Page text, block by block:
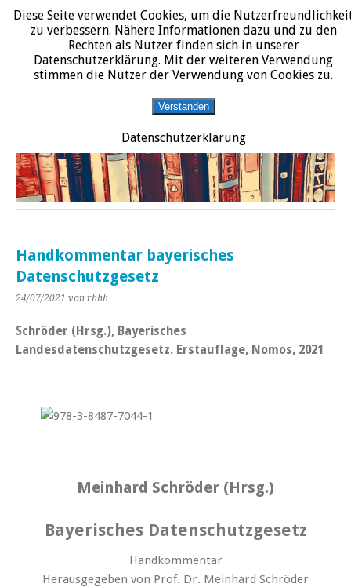
START DATENSCHUTZERKLÄRUNG IMPRESSUM ÜBER JURALIT
JURALIT
Rezensionen juristischer Literatur
Handkommentar bayerisches
Datenschutzgesetz
24/07/2021 von rhhh
Schröder (Hrsg.), Bayerisches
Landesdatenschutzgesetz. Erstauflage, Nomos, 2021
Meinhard Schröder (Hrsg.)
Bayerisches Datenschutzgesetz
Handkommentar
Herausgegeben von Prof. Dr. Meinhard Schröder
Diese Seite verwendet Cookies, um die
zu verbessern. Nähere Informationen dazu und zu den
Rechten als Nutzer finden sich in unserer
Datenschutzerklärung. Mit der weiteren Verwendung
stimmen die Nutzer der Verwendung von Cookies zu.
Verstanden
Datenschutzerklärung